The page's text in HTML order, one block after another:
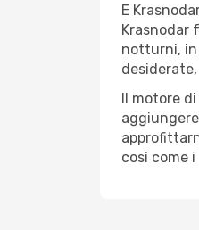
E
Krasnodar
notturni, in
Il motore
così come